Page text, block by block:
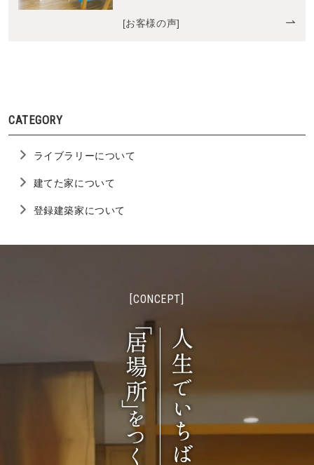
[お客様の声]
CATEGORY
ライブラリーについて
建てた家について
登録建築家について
[CONCEPT]